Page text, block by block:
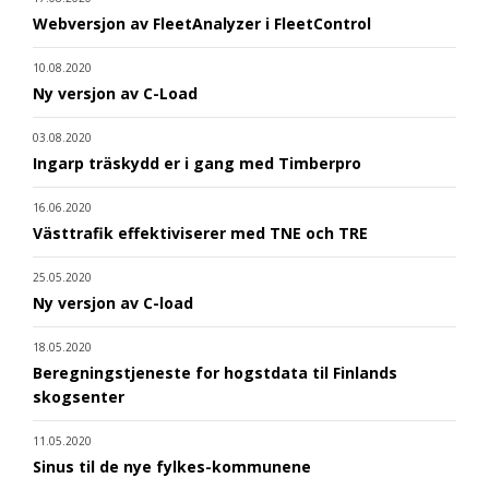
Webversjon av FleetAnalyzer i FleetControl
10.08.2020
Ny versjon av C-Load
03.08.2020
Ingarp träskydd er i gang med Timberpro
16.06.2020
Västtrafik effektiviserer med TNE och TRE
25.05.2020
Ny versjon av C-load
18.05.2020
Beregningstjeneste for hogstdata til Finlands
skogsenter
11.05.2020
Sinus til de nye fylkes-kommunene